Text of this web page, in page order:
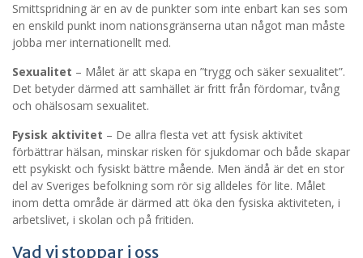
Smittspridning är en av de punkter som inte enbart kan ses som
en enskild punkt inom nationsgränserna utan något man måste
jobba mer internationellt med.
Sexualitet – Målet är att skapa en ”trygg och säker sexualitet”.
Det betyder därmed att samhället är fritt från fördomar, tvång
och ohälsosam sexualitet.
Fysisk aktivitet – De allra flesta vet att fysisk aktivitet
förbättrar hälsan, minskar risken för sjukdomar och både skapar
ett psykiskt och fysiskt bättre mående. Men ändå är det en stor
del av Sveriges befolkning som rör sig alldeles för lite. Målet
inom detta område är därmed att öka den fysiska aktiviteten, i
arbetslivet, i skolan och på fritiden.
Vad vi stoppar i oss